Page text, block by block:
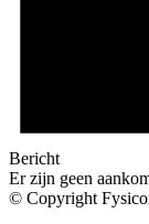
Bericht
Er zijn geen
© Copyright